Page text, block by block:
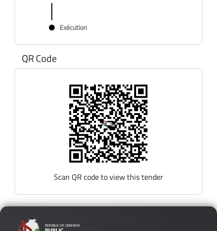
Exécution
QR Code
Scan QR code to view this tender